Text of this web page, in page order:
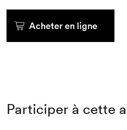
Acheter en ligne
Participer à cette